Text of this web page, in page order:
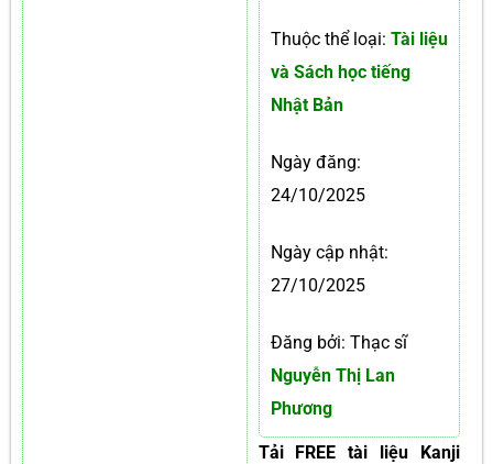
Thuộc thể loại: Tài liệu
và Sách học tiếng
Nhật Bản
Ngày đăng:
24/10/2025
Ngày cập nhật:
27/10/2025
Đăng bởi: Thạc sĩ
Nguyễn Thị Lan
Phương
Tải FREE tài liệu Kanji